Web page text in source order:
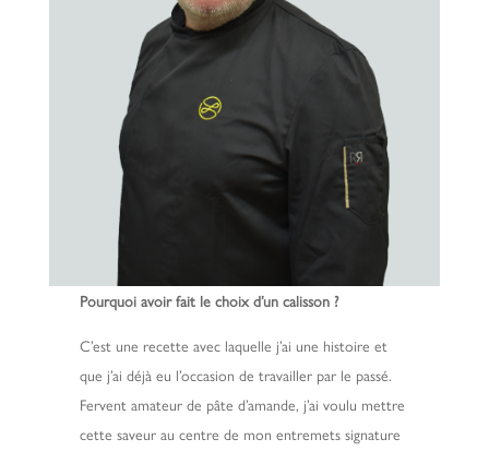
Pourquoi avoir fait le choix d’un calisson ?
C’est une recette avec laquelle j’ai une histoire et
que j’ai déjà eu l’occasion de travailler par le passé.
Fervent amateur de pâte d’amande, j’ai voulu mettre
cette saveur au centre de mon entremets signature